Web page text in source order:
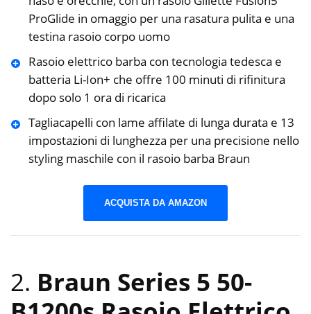
ProGlide in omaggio per una rasatura pulita e una
testina rasoio corpo uomo
Rasoio elettrico barba con tecnologia tedesca e
batteria Li-Ion+ che offre 100 minuti di rifinitura
dopo solo 1 ora di ricarica
Tagliacapelli con lame affilate di lunga durata e 13
impostazioni di lunghezza per una precisione nello
styling maschile con il rasoio barba Braun
ACQUISTA DA AMAZON
2. Braun Series 5 50-